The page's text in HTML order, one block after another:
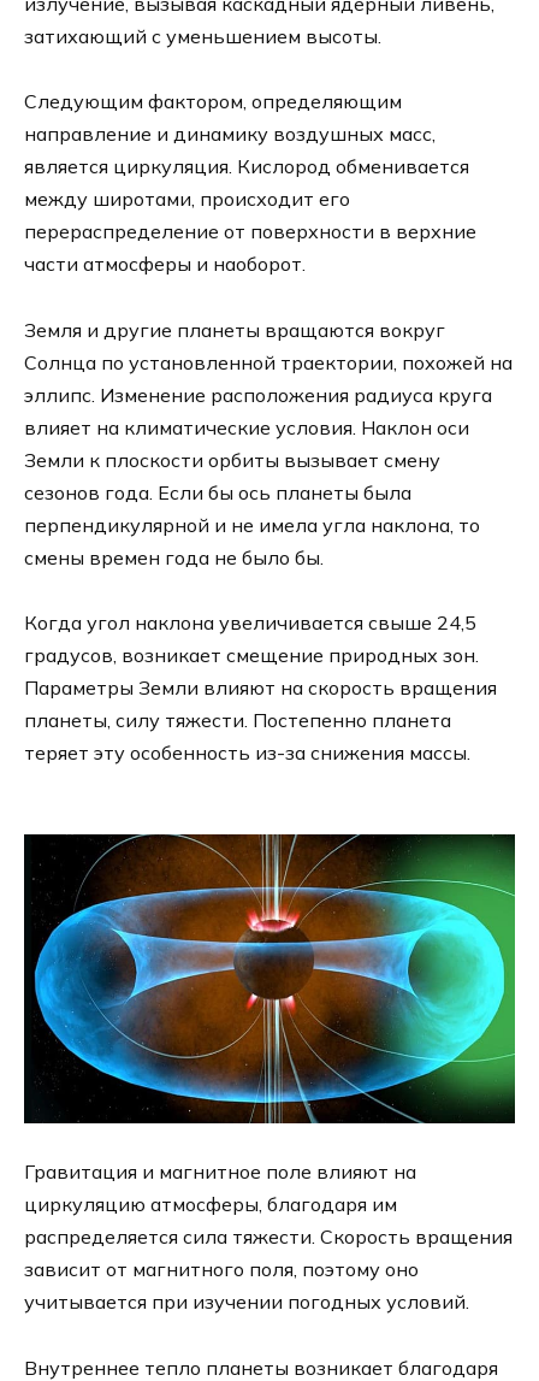
затихающий с уменьшением высоты.
Следующим фактором, определяющим
направление и динамику воздушных масс,
является циркуляция. Кислород обменивается
между широтами, происходит его
перераспределение от поверхности в верхние
части атмосферы и наоборот.
Земля и другие планеты вращаются вокруг
Солнца по установленной траектории, похожей на
эллипс. Изменение расположения радиуса круга
влияет на климатические условия. Наклон оси
Земли к плоскости орбиты вызывает смену
сезонов года. Если бы ось планеты была
перпендикулярной и не имела угла наклона, то
смены времен года не было бы.
Когда угол наклона увеличивается свыше 24,5
градусов, возникает смещение природных зон.
Параметры Земли влияют на скорость вращения
планеты, силу тяжести. Постепенно планета
теряет эту особенность из-за снижения массы.
Гравитация и магнитное поле влияют на
циркуляцию атмосферы, благодаря им
распределяется сила тяжести. Скорость вращения
зависит от магнитного поля, поэтому оно
учитывается при изучении погодных условий.
Внутреннее тепло планеты возникает благодаря